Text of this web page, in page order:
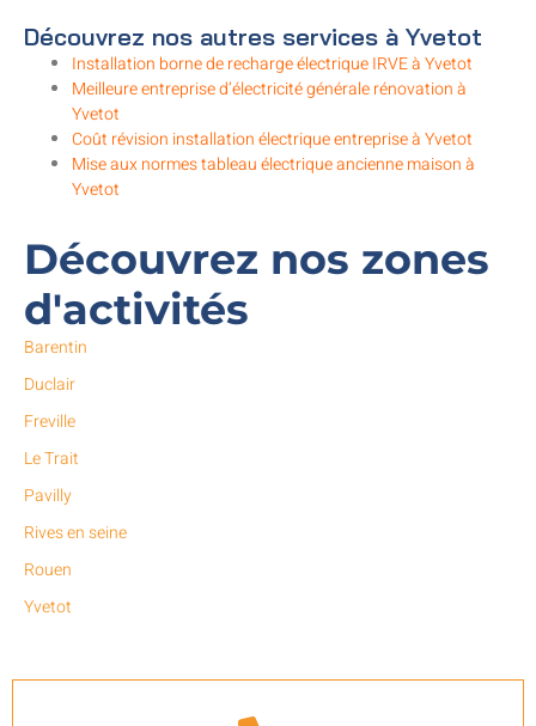
Découvrez nos autres services à Yvetot
Installation borne de recharge électrique IRVE à Yvetot
Meilleure entreprise d’électricité générale rénovation à
Yvetot
Coût révision installation électrique entreprise à Yvetot
Mise aux normes tableau électrique ancienne maison à
Yvetot
Découvrez nos zones
d'activités
Barentin
Duclair
Freville
Le Trait
Pavilly
Rives en seine
Rouen
Yvetot